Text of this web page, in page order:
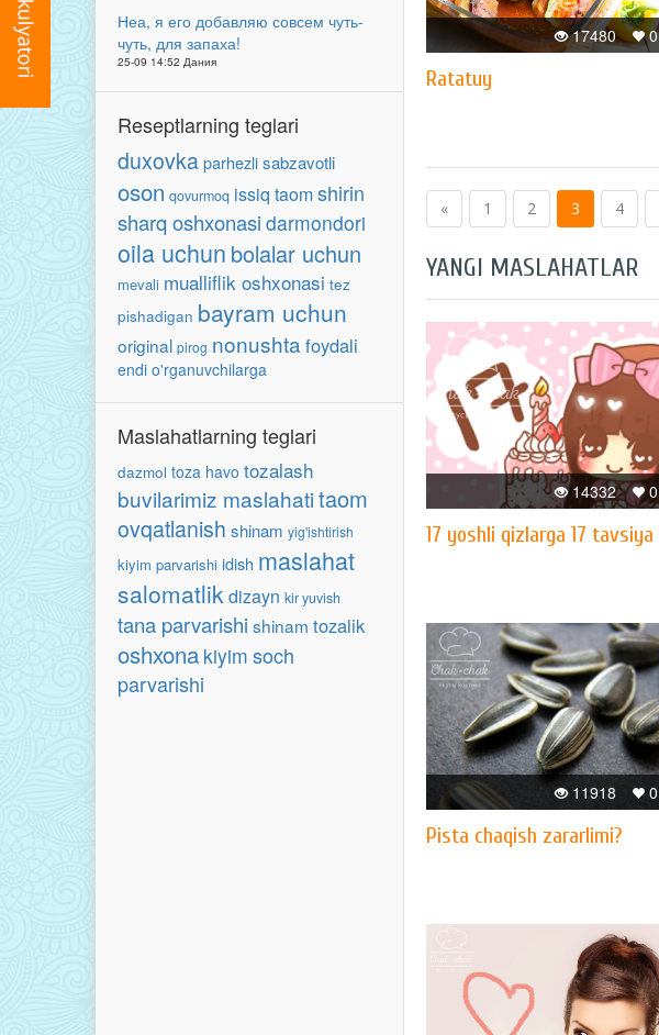
Неа, я его добавляю совсем чуть-
чуть, для запаха!
25-09 14:52 Дания
Reseptlarning teglari
duxovkaparhezlisabzavotli
oson qovurmoq issiq taomshirin
sharq oshxonasi darmondori
oila uchun bolalar uchun
mevali mualliflik oshxonasi tez
pishadigan bayram uchun
original pirog nonushta foydali
endi o'rganuvchilarga
Maslahatlarning teglari
dazmol toza havo tozalash
buvilarimiz maslahatitaom
ovqatlanish shinam yig'ishtirish
kiyim parvarishi idish maslahat
salomatlikdizayn kir yuvish
tana parvarishi shinam tozalik
oshxona kiyim soch
parvarishi
0
17480
Ratatuy
« 1 2 3 4
YANGI MASLAHATLAR
0
14332
17 yoshli qizlarga 17 tavsiya
0
11918
Pista chaqish zararlimi?